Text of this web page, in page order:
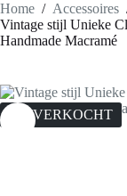
Home / Accessoires
Vintage stijl Unieke
Handmade Macramé
UITVERKOCHT